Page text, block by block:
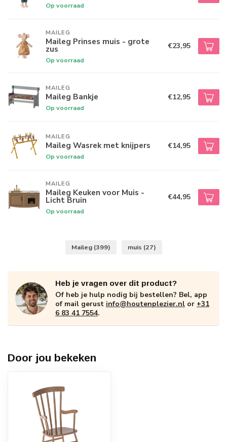
Op voorraad
MAILEG
Maileg Prinses muis - grote
zus
Op voorraad
€23,95
MAILEG
Maileg Bankje
Op voorraad
€12,95
MAILEG
Maileg Wasrek met knijpers
Op voorraad
€14,95
MAILEG
Maileg Keuken voor Muis -
Licht Bruin
Op voorraad
€44,95
Maileg (399) muis (27)
Heb je vragen over dit product?
Of heb je hulp nodig bij bestellen? Bel, app
of mail gerust info@houtenplezier.nl or +31
6 83 41 7554.
Door jou bekeken